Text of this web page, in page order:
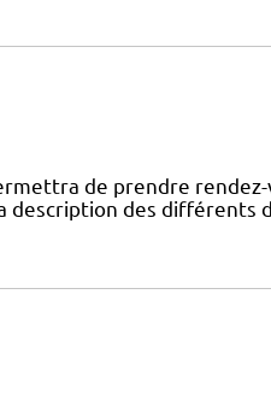
de prendre
description des différents